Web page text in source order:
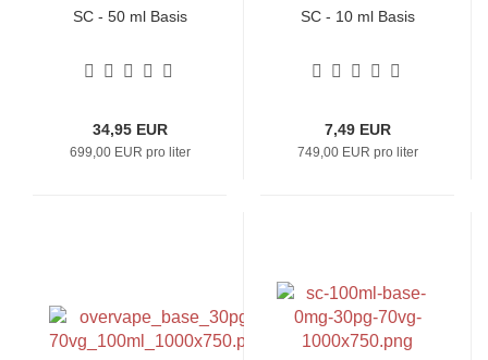
SC - 50 ml Basis
34,95 EUR
699,00 EUR pro liter
SC - 10 ml Basis
7,49 EUR
749,00 EUR pro liter